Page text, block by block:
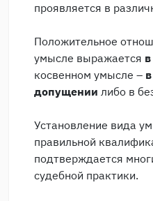
проявляется в
Положительное
умысле выражается
косвенном умысле –
допущении либо в
Установление вида
правильной
подтверждается
судебной практики.